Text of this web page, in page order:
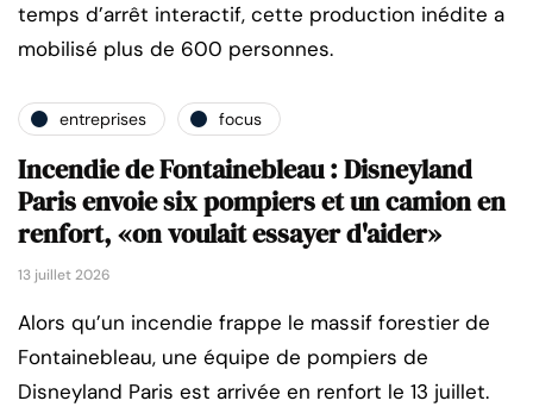
temps d’arrêt interactif, cette production inédite a
mobilisé plus de 600 personnes.
entreprises focus
Incendie de Fontainebleau : Disneyland
Paris envoie six pompiers et un camion en
renfort, «on voulait essayer d'aider»
13 juillet 2026
Alors qu’un incendie frappe le massif forestier de
Fontainebleau, une équipe de pompiers de
Disneyland Paris est arrivée en renfort le 13 juillet.